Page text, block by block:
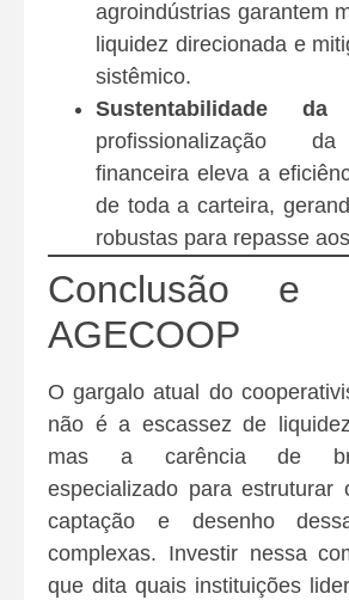
agroindústrias garantem
liquidez direcionada e
sistêmico.
Sustentabilidade da
profissionalização
financeira eleva a
de toda a carteira,
robustas para repasse
Conclusão e
AGECOOP
O gargalo atual do
não é a escassez de
mas a carência de
especializado para estruturar
captação e desenho
complexas. Investir nessa
que dita quais instituições